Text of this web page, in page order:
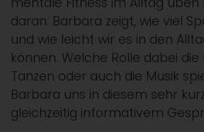
daran: Barbara zeigt, wie viel
und wie leicht wir es in den
können. Welche Rolle dabei die
Tanzen oder auch die Musik
Barbara uns in diesem sehr
gleichzeitig informativem